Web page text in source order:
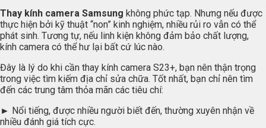
Thay kính camera Samsung không phức tạp. Nhưng nếu được
thực hiện bởi kỹ thuật “non” kinh nghiệm, nhiều rủi ro vẫn có thể
phát sinh. Tương tự, nếu linh kiện không đảm bảo chất lượng,
kính camera có thể hư lại bất cứ lúc nào.
Đây là lý do khi cần thay kính camera S23+, bạn nên thận trọng
trong việc tìm kiếm địa chỉ sửa chữa. Tốt nhất, bạn chỉ nên tìm
đến các trung tâm thỏa mãn các tiêu chí:
► Nổi tiếng, được nhiều người biết đến, thường xuyên nhận về
nhiều đánh giá tích cực.